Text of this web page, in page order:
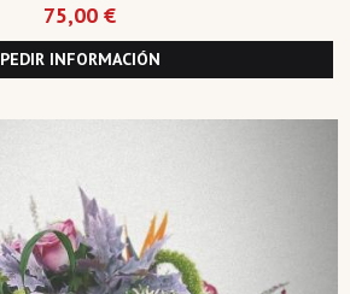
75,00 €
PEDIR INFORMACIÓN